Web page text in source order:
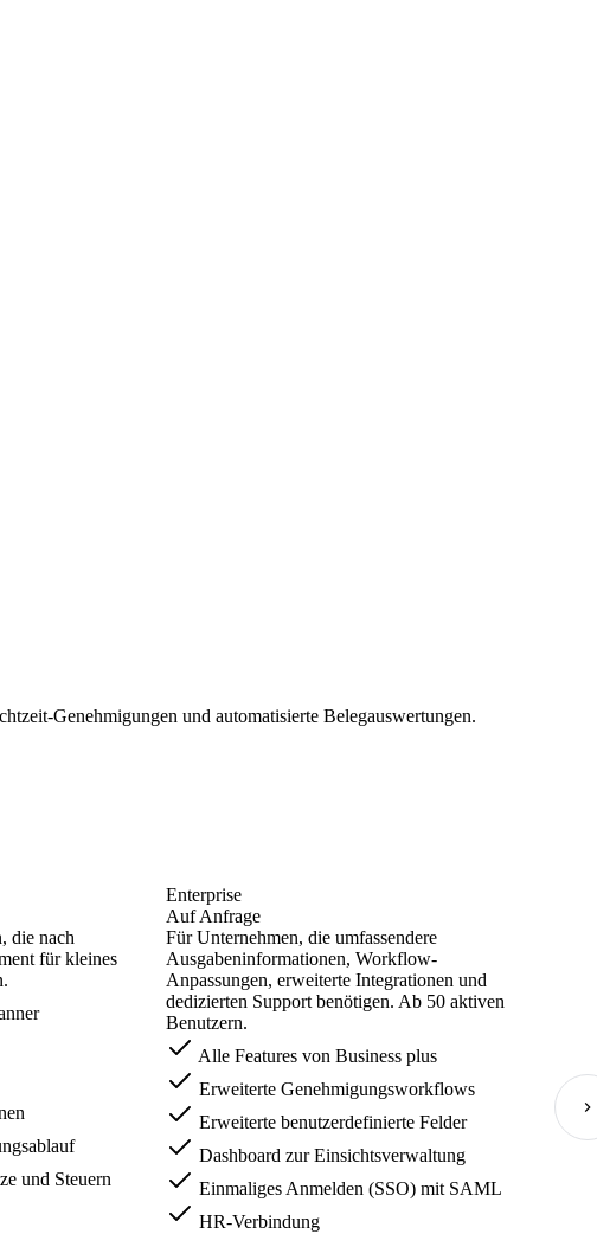
Genehmigungen und automatisierte Belegauswertungen.
die nach
für kleines
und Steuern
Enterprise
Auf Anfrage
Für Unternehmen, die umfassendere
Ausgabeninformationen, Workflow-
Anpassungen, erweiterte Integrationen und
dedizierten Support benötigen. Ab 50 aktiven
Benutzern.
Alle Features von Business plus
Erweiterte Genehmigungsworkflows
Erweiterte benutzerdefinierte Felder
Dashboard zur Einsichtsverwaltung
Einmaliges Anmelden (SSO) mit SAML
HR-Verbindung